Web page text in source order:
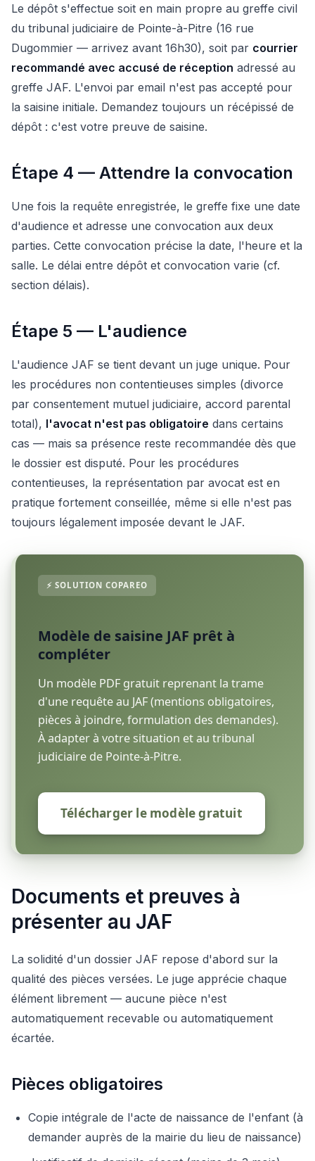
Le dépôt s'effectue soit en main propre au greffe civil
du tribunal judiciaire de Pointe-à-Pitre (16 rue
Dugommier — arrivez avant 16h30), soit par courrier
recommandé avec accusé de réception adressé au
greffe JAF. L'envoi par email n'est pas accepté pour
la saisine initiale. Demandez toujours un récépissé de
dépôt : c'est votre preuve de saisine.
Étape 4 — Attendre la convocation
Une fois la requête enregistrée, le greffe fixe une date
d'audience et adresse une convocation aux deux
parties. Cette convocation précise la date, l'heure et la
salle. Le délai entre dépôt et convocation varie (cf.
section délais).
Étape 5 — L'audience
L'audience JAF se tient devant un juge unique. Pour
les procédures non contentieuses simples (divorce
par consentement mutuel judiciaire, accord parental
total), l'avocat n'est pas obligatoire dans certains
cas — mais sa présence reste recommandée dès que
le dossier est disputé. Pour les procédures
contentieuses, la représentation par avocat est en
pratique fortement conseillée, même si elle n'est pas
toujours légalement imposée devant le JAF.
Modèle de saisine JAF prêt à
compléter
Un modèle PDF gratuit reprenant la trame
d'une requête au JAF (mentions obligatoires,
pièces à joindre, formulation des demandes).
À adapter à votre situation et au tribunal
judiciaire de Pointe-à-Pitre.
Télécharger le modèle gratuit
Documents et preuves à
présenter au JAF
La solidité d'un dossier JAF repose d'abord sur la
qualité des pièces versées. Le juge apprécie chaque
élément librement — aucune pièce n'est
automatiquement recevable ou automatiquement
écartée.
Pièces obligatoires
Copie intégrale de l'acte de naissance de l'enfant (à
demander auprès de la mairie du lieu de naissance)